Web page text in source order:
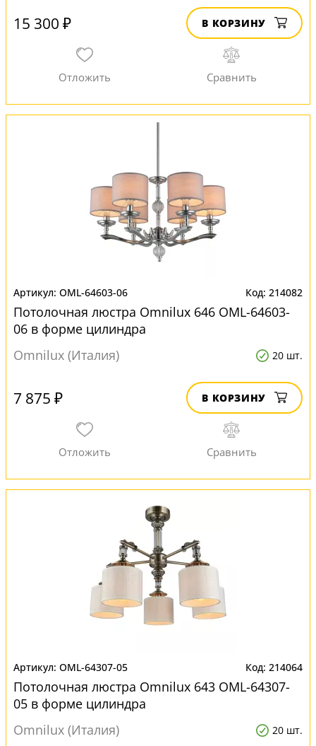
15 300 ₽ В КОРЗИНУ
OML-64603-06 214082
Потолочная люстра Omnilux 646 OML-64603-
06 в форме цилиндра
Omnilux (Италия)
20 шт.
7 875 ₽ В КОРЗИНУ
OML-64307-05 214064
Потолочная люстра Omnilux 643 OML-64307-
05 в форме цилиндра
Omnilux (Италия)
20 шт.